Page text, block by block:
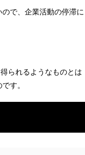
で、企業活動の停滞に
られるようなものとは
す。